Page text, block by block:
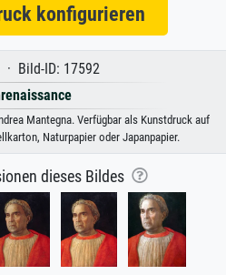
konfigurieren
· Bild-ID: 17592
Mantegna. Verfügbar als Kunstdruck auf
Naturpapier oder Japanpapier.
dieses Bildes